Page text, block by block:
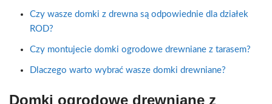
Czy wasze domki z drewna są odpowiednie dla działek
ROD?
Czy montujecie domki ogrodowe drewniane z tarasem?
Dlaczego warto wybrać wasze domki drewniane?
Domki ogrodowe drewniane z